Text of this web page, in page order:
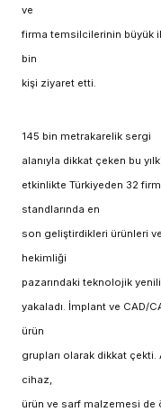
ve
firma temsilcilerinin büyük
bin
kişi ziyaret etti.
145 bin metrakarelik sergi
alanıyla dikkat çeken bu
etkinlikte Türkiyeden 32
standlarında en
son geliştirdikleri ürünleri
hekimliği
pazarındaki teknolojik
yakaladı. İmplant ve CAD/
ürün
grupları olarak dikkat
cihaz,
ürün ve sarf malzemesi